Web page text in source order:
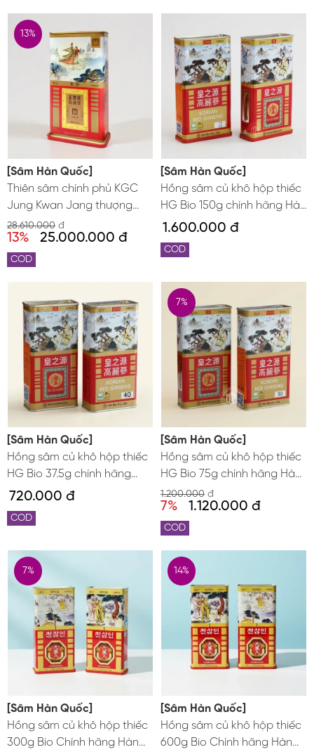
[Sâm Hàn Quốc]
Thiên sâm chính phủ KGC
Jung Kwan Jang thượng
hạng Heaven 150g 7 củ
28.610.000 đ
13% 25.000.000 đ
13%
COD
[Sâm Hàn Quốc]
Hồng sâm củ khô hộp thiếc
HG Bio 150g chính hãng Hàn
Quốc
1.600.000 đ
COD
[Sâm Hàn Quốc]
Hồng sâm củ khô hộp thiếc
HG Bio 37.5g chính hãng
Hàn Quốc
720.000 đ
COD
[Sâm Hàn Quốc]
Hồng sâm củ khô hộp thiếc
HG Bio 75g chính hãng Hàn
Quốc
1.200.000 đ
7% 1.120.000 đ
7%
COD
[Sâm Hàn Quốc]
Hồng sâm củ khô hộp thiếc
300g Bio Chính hãng Hàn
7%
[Sâm Hàn Quốc]
Hồng sâm củ khô hộp thiếc
600g Bio Chính hãng Hàn
14%